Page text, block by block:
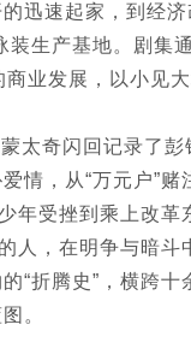
迅速起家，到经
装生产基地。剧集
业发展，以小见
太奇闪回记录了
情，从“万元户”
年受挫到乘上改
人，在明争与暗
“折腾史”，横跨
。